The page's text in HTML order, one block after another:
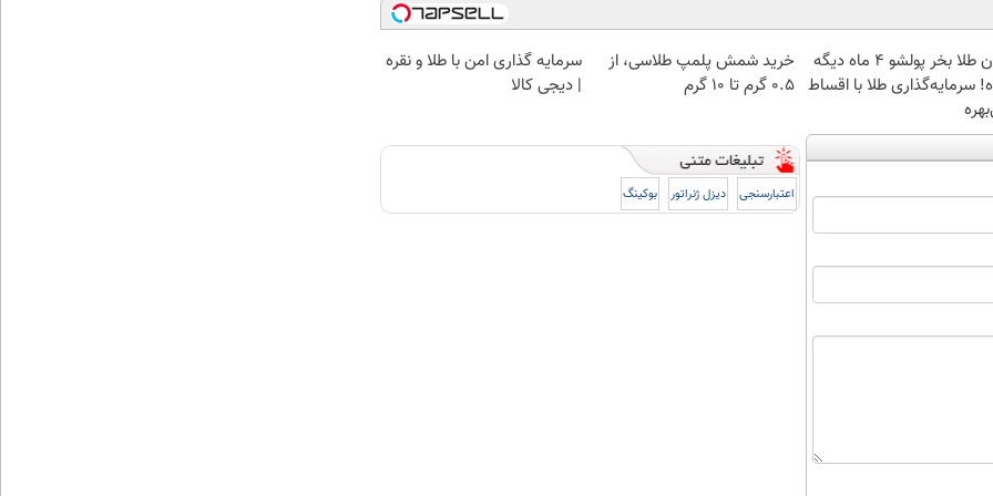
الان طلا بخر پولشو 4 ماه دیگه
سرمایه‌گذاری طلا با اقساط
خرید شمش پلمپ طلاسی، از
۰.۵ گرم تا ۱۰ گرم
سرمایه گذاری امن با طلا و نقره
| دیجی کالا
اعتبارسنجی دیزل ژنراتور بوکینگ